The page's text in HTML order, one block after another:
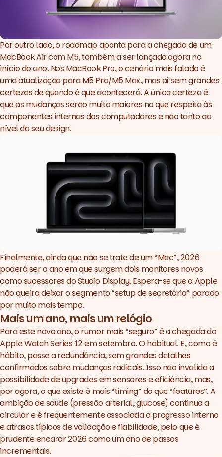
Por outro lado, oroadmapaponta para a chegada de um
MacBook Air com M5, também a ser lançado agora no
início do ano. Nos MacBook Pro, o cenário mais falado é
uma atualização para M5 Pro/M5 Max, mas aí sem grandes
certezas de quando é que acontecerá. A única certeza é
que as mudanças serão muito maiores no que respeita às
componentes internas dos computadores e não tanto ao
nível do seudesign.
Finalmente, ainda que não se trate de um “Mac”, 2026
poderá ser o ano em que surgem dois monitores novos
comosucessores do Studio Display. Espera-se que a Apple
não queira deixar o segmento “setup de secretária” parado
por muito mais tempo.
Mais um ano, mais um relógio
Para este novo ano, o rumor mais “seguro” é a chegada do
Apple Watch Series 12 em setembro. O habitual. E, como é
hábito, passe a redundância, sem grandes detalhes
confirmados sobre mudanças radicais. Isso não invalida a
possibilidade deupgradesem sensores e eficiência, mas,
por agora, o que existe é mais “timing” do que “features”. A
ambição de saúde (pressão arterial, glucose) continua a
circular e é frequentemente associada a progresso interno
e atrasos típicos de validação e fiabilidade, pelo que é
prudente encarar 2026 como um ano de passos
incrementais.